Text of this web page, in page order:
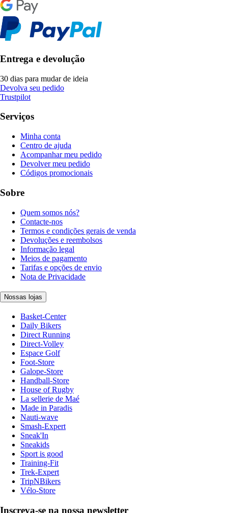
Entrega e devolução
30 dias para mudar de ideia
Devolva seu pedido
Trustpilot
Serviços
Minha conta
Centro de ajuda
Acompanhar meu pedido
Devolver meu pedido
Códigos promocionais
Sobre
Quem somos nós?
Contacte-nos
Termos e condições gerais de venda
Devoluções e reembolsos
Informação legal
Meios de pagamento
Tarifas e opções de envio
Nota de Privacidade
Nossas lojas
Basket-Center
Daily Bikers
Direct Running
Direct-Volley
Espace Golf
Foot-Store
Galope-Store
Handball-Store
House of Rugby
La sellerie de Maé
Made in Paradis
Nauti-wave
Smash-Expert
Sneak'In
Sneakids
Sport is good
Training-Fit
Trek-Expert
TripNBikers
Vélo-Store
Inscreva-se na nossa newsletter